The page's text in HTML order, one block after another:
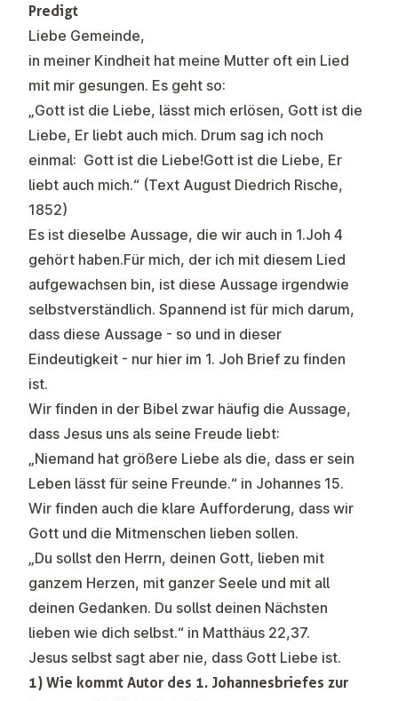
Predigt
Liebe Gemeinde,
in meiner Kindheit hat meine Mutter oft ein Lied
mit mir gesungen. Es geht so:
„Gott ist die Liebe, lässt mich erlösen, Gott ist die
Liebe, Er liebt auch mich. Drum sag ich noch
einmal: Gott ist die Liebe!Gott ist die Liebe, Er
liebt auch mich.“ (Text August Diedrich Rische,
1852)
Es ist dieselbe Aussage, die wir auch in 1.Joh 4
gehört haben.Für mich, der ich mit diesem Lied
aufgewachsen bin, ist diese Aussage irgendwie
selbstverständlich. Spannend ist für mich darum,
dass diese Aussage - so und in dieser
Eindeutigkeit - nur hier im 1. Joh Brief zu finden
ist.
Wir finden in der Bibel zwar häufig die Aussage,
dass Jesus uns als seine Freude liebt:
„Niemand hat größere Liebe als die, dass er sein
Leben lässt für seine Freunde.“ in Johannes 15.
Wir finden auch die klare Aufforderung, dass wir
Gott und die Mitmenschen lieben sollen.
„Du sollst den Herrn, deinen Gott, lieben mit
ganzem Herzen, mit ganzer Seele und mit all
deinen Gedanken. Du sollst deinen Nächsten
lieben wie dich selbst.“ in Matthäus 22,37.
Jesus selbst sagt aber nie, dass Gott Liebe ist.
1) Wie kommt Autor des 1. Johannesbriefes zur